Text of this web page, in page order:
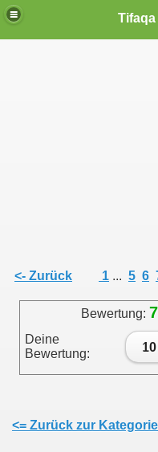
<- Zurück 1 ... 5 6
Bewertung:
Deine
Bewertung:
<= Zurück zur Kategorie